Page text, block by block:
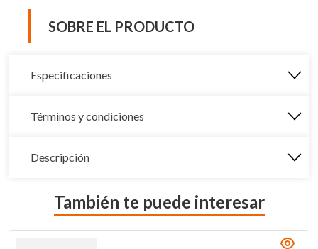
SOBRE EL PRODUCTO
Especificaciones
Términos y condiciones
Descripción
También te puede interesar